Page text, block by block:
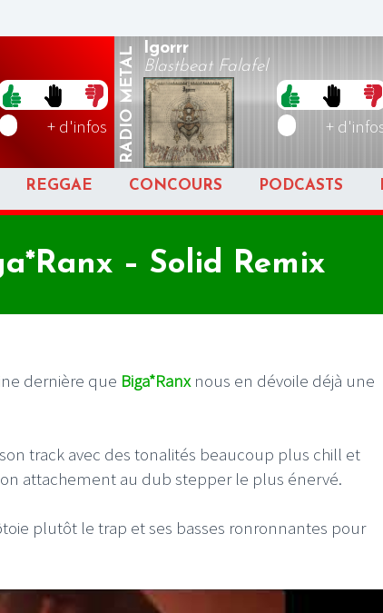
+ d'infos RADIO
METAL Igorrr
Blastbeat Falafel
+
REGGAE CONCOURS PODCASTS
– Solid Remix
dernière que Biga*Ranxnous en dévoile déjà une
track avec des tonalités beaucoup plus chill et
attachement au dub stepper le plus énervé.
plutôt le trap et ses basses ronronnantes pour